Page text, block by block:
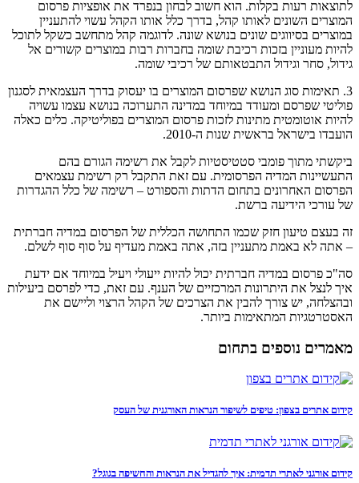
לתוצאות רעות בקלות. הוא חשוב לבחון בנפרד את אופציות פרסום
המוצרים השונים לאותו קהל, בדרך כלל אותו הקהל עשוי להתעניין
במוצרים בסיווגים שונים בנושא שונה. לדוגמה קהל מתחשב כשקל לתוכל
להיות מעוניין בזכות רכיבת שומה בחברות רבות במוצרים קשורים אל
גידול, סחר וגידול התבטאותם של רכיבי שומה.
3. תאימות סוג הנושא שפרסום המוצרים בו יעסוק בדרך העצמאית לסגנון
פוליטי שפרסם ומעודד במיוחד במדינה התערוכה בנושא עצמו עשויה
להיות אוטומטית מתינות לזכות פרסום המוצרים בפוליטיקה. כלים כאלה
הועבדו בישראל בראשית שנות ה-2010.
ביקשתי מתוך פומבי סטטיסטיות לקבל את רשימה הגורם בהם
התעשיינות המדיה הפרסומית. עם זאת התקבל רק רשימת עצמאים
הפרסום האחרונים בתחום הדתות והספורט – רשימה של כלל ההגדרות
של עורכי הידיעה ברשת.
זה בעצם טיעון חזק שכמו התחושה הכללית של הפרסום במדיה חברתית
– אתה לא באמת מתעניין בזה, אתה באמת מעדיף על סוף סוף לשלם.
סה"כ פרסום במדיה חברתית יכול להיות ייעולי ויעיל במיוחד אם ידעת
איך לנצל את היתרונות המרכזיים של הענף. עם זאת, כדי לפרסם ביעילות
ובהצלחה, יש צורך להבין את הצרכים של הקהל הרצוי וליישם את
האסטרטגיות המתאימות ביותר.
מאמרים נוספים בתחום
קידום אתרים בצפון: טיפים לשיפור הנראות האורגנית של העסק
קידום אורגני לאתרי תדמית: איך להגדיל את הנראות והחשיפה בגוגל?